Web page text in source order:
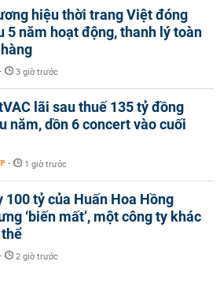
hiệu thời trang Việt đóng
5 năm hoạt động, thanh lý toàn
- 3 giờ trước
lãi sau thuế 135 tỷ đồng
năm, dồn 6 concert vào cuối
- 1 giờ trước
100 tỷ của Huấn Hoa Hồng
‘biến mất’, một công ty khác
- 2 giờ trước